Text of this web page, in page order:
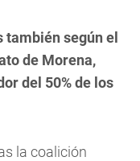
según el
de Morena,
del 50% de los
la coalición